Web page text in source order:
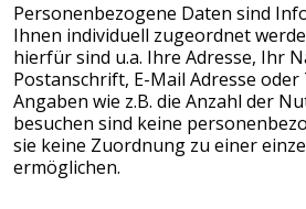
Personenbezogene Daten sind
Ihnen individuell zugeordnet
hierfür sind u.a. Ihre Adresse, Ihr
Postanschrift, E-Mail Adresse
Angaben wie z.B. die Anzahl der
besuchen sind keine
sie keine Zuordnung zu einer
ermöglichen.